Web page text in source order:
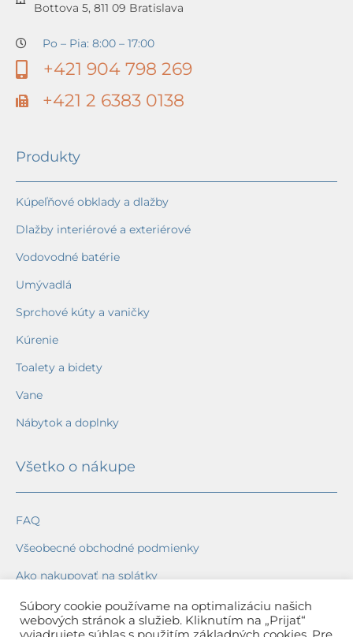
Bottova 5, 811 09 Bratislava
Po – Pia: 8:00 – 17:00
+421 904 798 269
+421 2 6383 0138
Produkty
Kúpeľňové obklady a dlažby
Dlažby interiérové a exteriérové
Vodovodné batérie
Umývadlá
Sprchové kúty a vaničky
Kúrenie
Toalety a bidety
Vane
Nábytok a doplnky
Všetko o nákupe
FAQ
Všeobecné obchodné podmienky
Ako nakupovať na splátky
Ochrana osobných údajov
Reklamačný poriadok
Súbory cookie používame na optimalizáciu našich
webových stránok a služieb. Kliknutím na „Prijať“